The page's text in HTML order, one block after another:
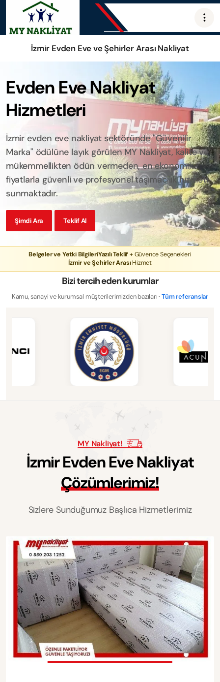
İzmir Evden Eve ve Şehirler Arası Nakliyat
Evden Eve Nakliyat
Hizmetleri
İzmir evden eve nakliyat sektöründe "Güvenilir
Marka" ödülüne layık görülen MY Nakliyat, kalite ve
mükemmellikten ödün vermeden, en ekonomik
fiyatlarla güvenli ve profesyonel taşımacılık hizmeti
sunmaktadır.
Şimdi Ara Teklif Al
Belgeler ve Yetki BilgileriYazılı Teklif+ Güvence Seçenekleri
İzmir ve Şehirler ArasıHizmet
Bizi tercih eden kurumlar
Kamu, sanayi ve kurumsal müşterilerimizden bazıları ·Tüm referanslar
MY Nakliyat!
İzmirEvdenEveNakliyat
Çözümlerimiz!
Sizlere Sunduğumuz Başlıca Hizmetlerimiz